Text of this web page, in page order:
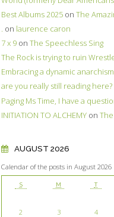
Best Albums 2025 on The
. on laurence caron
7 x 9 on The Speechless Sing
The Rock is trying to ruin
Embracing a dynamic
are you really still reading here?
Paging Ms Time, I have a
INITIATION TO ALCHEMY on
AUGUST 2026
Calendar of the posts in August 2026
S M T
2
3 4